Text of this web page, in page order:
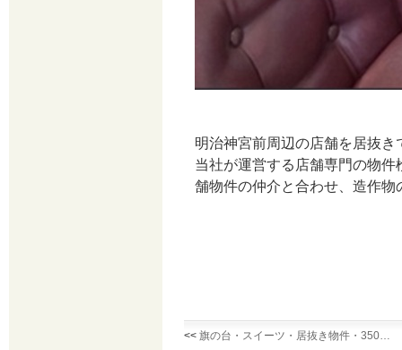
明治神宮前周辺の店舗を居抜
当社が運営する店舗専門の物
舗物件の仲介と合わせ、造作
<< 旗の台・スイーツ・居抜き物件・350…